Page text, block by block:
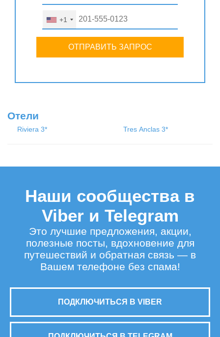
+1
ОТПРАВИТЬ ЗАПРОС
Отели
Riviera 3* Tres Anclas 3*
Наши сообщества в
Viber и Telegram
Это лучшие предложения, акции,
полезные посты, вдохновение для
путешествий и обратная связь — в
Вашем телефоне без спама!
ПОДКЛЮЧИТЬСЯ В VIBER